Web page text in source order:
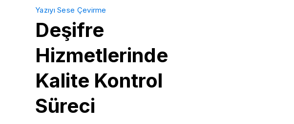
Yazıyı Sese Çevirme
Deşifre
Hizmetlerinde
Kalite Kontrol
Süreci